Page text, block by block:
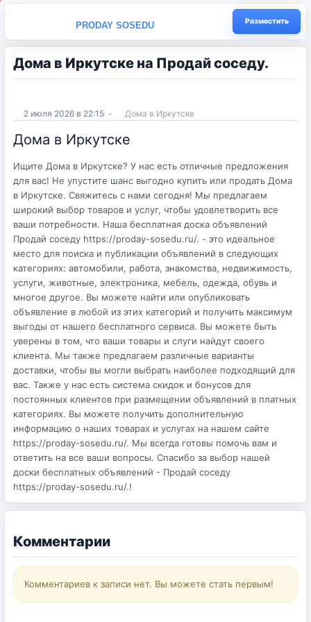
PRODAY SOSEDU Разместить
Дома в Иркутске на Продай соседу.
2 июля 2026 в 22:15 - Дома в Иркутске
Дома в Иркутске
Ищите Дома в Иркутске? У нас есть отличные предложения
для вас! Не упустите шанс выгодно купить или продать Дома
в Иркутске. Свяжитесь с нами сегодня! Мы предлагаем
широкий выбор товаров и услуг, чтобы удовлетворить все
ваши потребности. Наша бесплатная доска объявлений
Продай соседу https://proday-sosedu.ru/. - это идеальное
место для поиска и публикации объявлений в следующих
категориях: автомобили, работа, знакомства, недвижимость,
услуги, животные, электроника, мебель, одежда, обувь и
многое другое. Вы можете найти или опубликовать
объявление в любой из этих категорий и получить максимум
выгоды от нашего бесплатного сервиса. Вы можете быть
уверены в том, что ваши товары и слуги найдут своего
клиента. Мы также предлагаем различные варианты
доставки, чтобы вы могли выбрать наиболее подходящий для
вас. Также у нас есть система скидок и бонусов для
постоянных клиентов при размещении объявлений в платных
категориях. Вы можете получить дополнительную
информацию о наших товарах и услугах на нашем сайте
https://proday-sosedu.ru/. Мы всегда готовы помочь вам и
ответить на все ваши вопросы. Спасибо за выбор нашей
доски бесплатных объявлений - Продай соседу
https://proday-sosedu.ru/.!
Комментарии
Комментариев к записи нет. Вы можете стать первым!